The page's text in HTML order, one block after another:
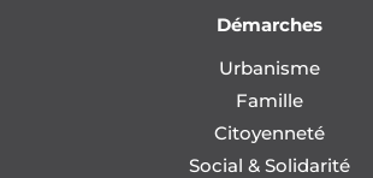
Démarches
Urbanisme
Famille
Citoyenneté
Social & Solidarité